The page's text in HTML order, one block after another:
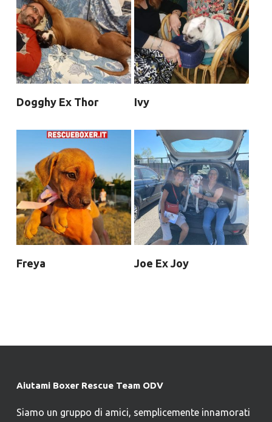
Dogghy Ex Thor Ivy
Freya Joe Ex Joy
Aiutami Boxer Rescue Team ODV
Siamo un gruppo di amici, semplicemente innamorati